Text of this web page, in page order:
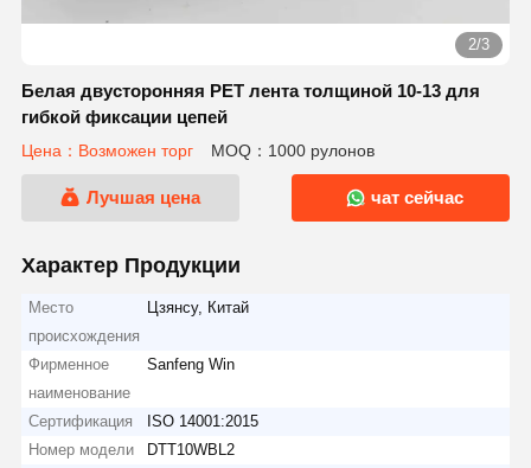
2/3
Белая двусторонняя PET лента толщиной 10-13 для
гибкой фиксации цепей
Цена：Возможен торг MOQ：1000 рулонов
Лучшая цена чат сейчас
Характер Продукции
Место
происхождения
Цзянсу, Китай
Фирменное
наименование
Sanfeng Win
Сертификация
ISO 14001:2015
Номер модели
DTT10WBL2